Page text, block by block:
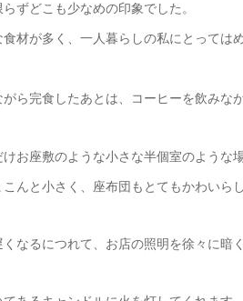
ずどこも少なめの印象でした。
食材が多く、一人暮らしの私にとって
がら完食したあとは、コーヒーを飲みな
けお座敷のような小さな半個室のよう
こんと小さく、座布団もとてもかわいら
くなるにつれて、お店の照明を徐々に暗